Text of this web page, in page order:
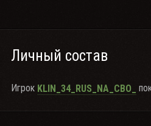
Личный состав
Игрок KLIN_34_RUS_NA_CBO_